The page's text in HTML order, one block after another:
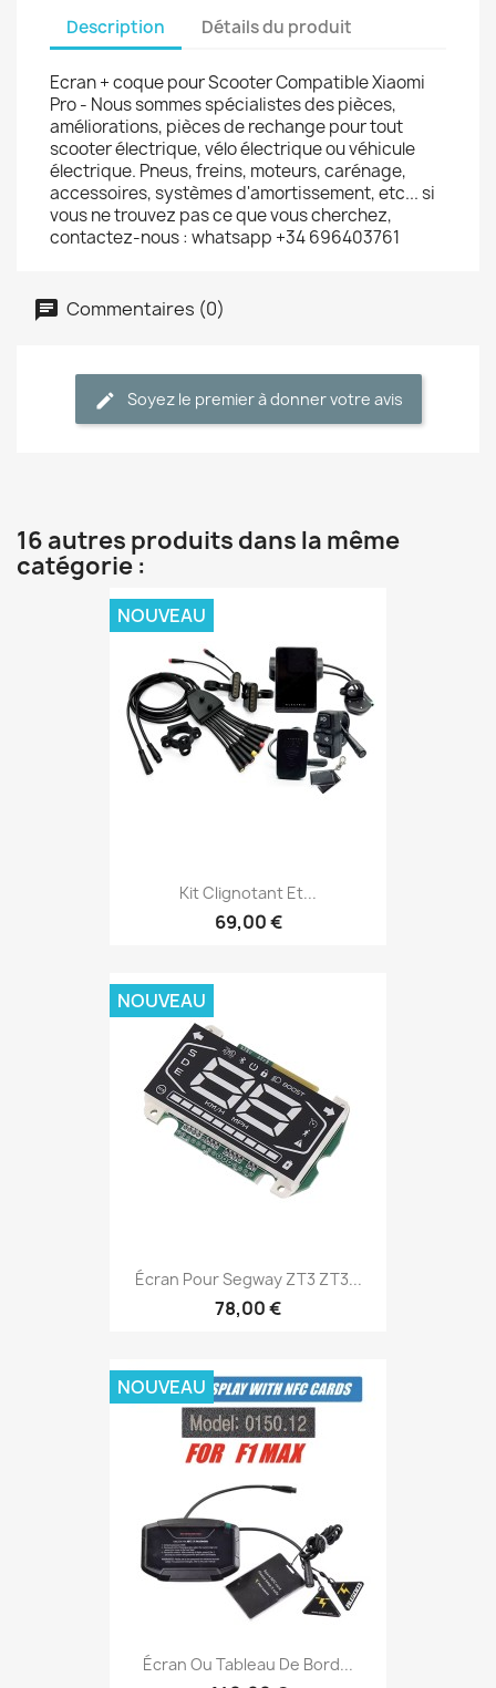
Description Détails du produit
Ecran + coque pour Scooter Compatible Xiaomi
Pro - Nous sommes spécialistes des pièces,
améliorations, pièces de rechange pour tout
scooter électrique, vélo électrique ou véhicule
électrique. Pneus, freins, moteurs, carénage,
accessoires, systèmes d'amortissement, etc... si
vous ne trouvez pas ce que vous cherchez,
contactez-nous : whatsapp +34 696403761
Commentaires (0)
Soyez le premier à donner votre avis
16 autres produits dans la même
catégorie :
Kit Clignotant Et...
69,00 €
NOUVEAU
Écran Pour Segway ZT3 ZT3...
78,00 €
NOUVEAU
Écran Ou Tableau De Bord...
NOUVEAU